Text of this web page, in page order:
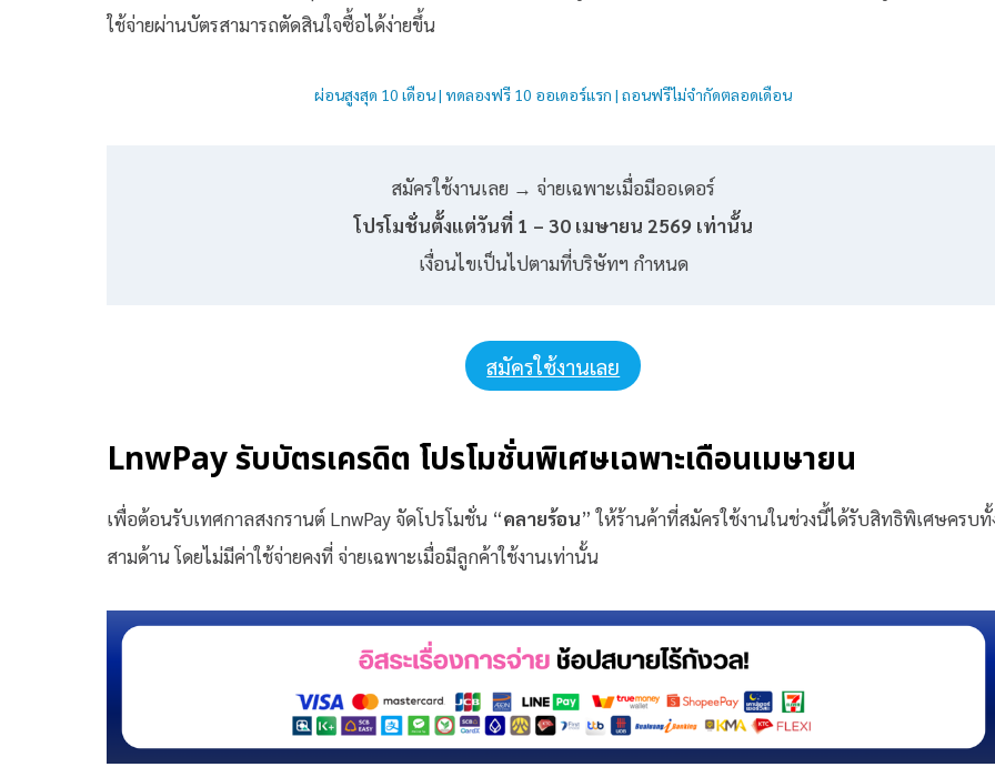
ใช้จ่ายผ่านบัตรสามารถตัดสินใจซื้อได้ง่ายขึ้น
ผ่อนสูงสุด 10 เดือน | ทดลองฟรี 10 ออเดอร์แรก | ถอนฟรีไม่จำกัดตลอดเดือน
สมัครใช้งานเลย → จ่ายเฉพาะเมื่อมีออเดอร์
โปรโมชั่นตั้งแต่วันที่ 1 – 30 เมษายน 2569 เท่านั้น
เงื่อนไขเป็นไปตามที่บริษัทฯ กำหนด
สมัครใช้งานเลย
LnwPay รับบัตรเครดิต โปรโมชั่นพิเศษเฉพาะเดือนเมษายน
เพื่อต้อนรับเทศกาลสงกรานต์ LnwPay จัดโปรโมชั่น “คลายร้อน” ให้ร้านค้าที่สมัครใช้งานในช่วงนี้ได้รับสิทธิพิเศษครบทั้
สามด้าน โดยไม่มีค่าใช้จ่ายคงที่ จ่ายเฉพาะเมื่อมีลูกค้าใช้งานเท่านั้น